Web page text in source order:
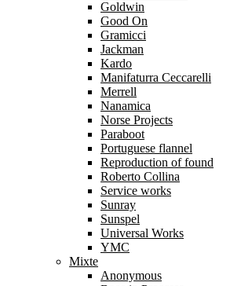
Goldwin
Good On
Gramicci
Jackman
Kardo
Manifaturra Ceccarelli
Merrell
Nanamica
Norse Projects
Paraboot
Portuguese flannel
Reproduction of found
Roberto Collina
Service works
Sunray
Sunspel
Universal Works
YMC
Mixte
Anonymous